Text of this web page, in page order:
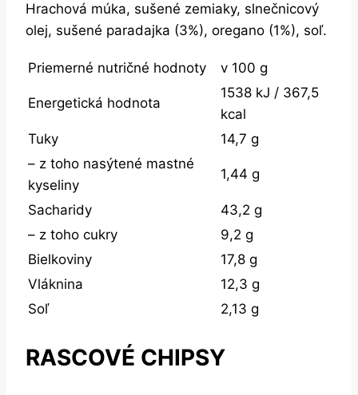
Hrachová múka, sušené zemiaky, slnečnicový
olej, sušené paradajka (3%), oregano (1%), soľ.
Priemerné nutričné hodnoty v 100 g
Energetická hodnota
1538 kJ / 367,5
kcal
Tuky
14,7 g
– z toho nasýtené mastné
kyseliny
1,44 g
Sacharidy
43,2 g
– z toho cukry
9,2 g
Bielkoviny
17,8 g
Vláknina
12,3 g
Soľ
2,13 g
RASCOVÉ CHIPSY